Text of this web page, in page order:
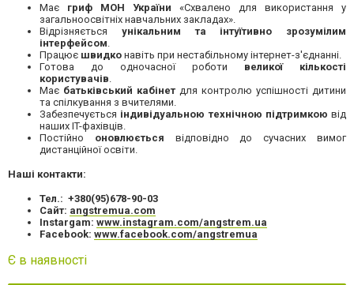
Має гриф МОН України «Схвалено для використання у
загальноосвітніх навчальних закладах».
Відрізняється унікальним та інтуїтивно зрозумілим
інтерфейсом
Працює швидко навіть при нестабільному інтернет-з'єднанні.
Готова до одночасної роботи великої кількості
користувачів
Має батьківський кабінет для контролю успішності дитини
та спілкування з вчителями.
Забезпечується індивідуальною технічною підтримкою від
наших IT-фахівців.
Постійно оновлюється відповідно до сучасних вимог
дистанційної освіти.
Наші контакти:
Тел.: +380(95)678-90-03
Сайт: angstremua.com
Instargam: www.instagram.com/angstrem.ua
Facebook: www.facebook.com/angstremua
Є в наявності